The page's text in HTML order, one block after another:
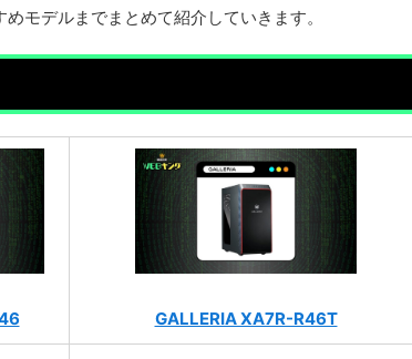
モデルまでまとめて紹介していきます。
GALLERIA XA7R-R46T